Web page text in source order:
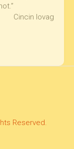
Cincin lovag
Reserved.